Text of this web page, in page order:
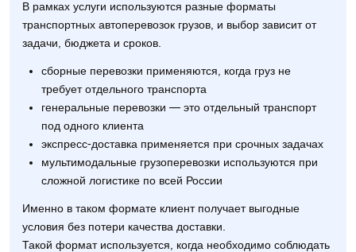
В рамках услуги используются разные форматы
транспортных автоперевозок грузов, и выбор зависит от
задачи, бюджета и сроков.
сборные перевозки применяются, когда груз не
требует отдельного транспорта
генеральные перевозки — это отдельный транспорт
под одного клиента
экспресс-доставка применяется при срочных задачах
мультимодальные грузоперевозки используются при
сложной логистике по всей России
Именно в таком формате клиент получает выгодные
условия без потери качества доставки.
Такой формат используется, когда необходимо соблюдать